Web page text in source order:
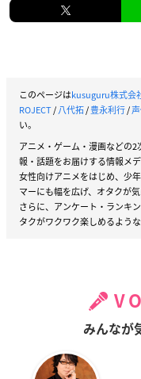
このページはkusuguru株式会
ROJECT/八代拓/豊永利行/
い。
アニメ・ゲーム・漫画などの
報・話題をお届けする情報メデ
女性向けアニメをはじめ、少
マーにも幅を広げ、オタクが
さらに、アンケート・ランキ
タクがワクワク楽しめるよう
みんなが